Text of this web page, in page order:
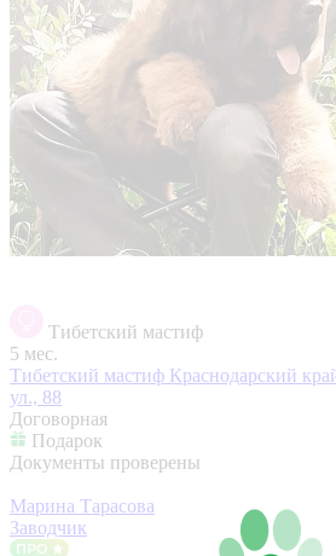
Тибетский мастиф
5 мес.
Тибетский мастиф Краснодарский
ул., 88
Договорная
Подарок
Документы проверены
Марина Тарасова
Заводчик